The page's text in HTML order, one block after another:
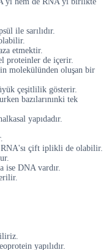
ile sarılıdır.
etmektir.
proteinler de içerir.
molekülünden oluşan bir
çeşitlilik gösterir.
bazılarınınki tek
yapıdadır.
çift iplikli de olabilir.
ise DNA vardır.
yapılıdır.